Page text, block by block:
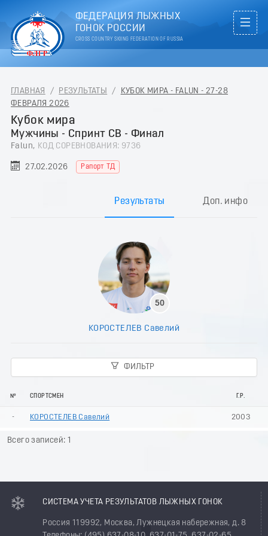
ФЕДЕРАЦИЯ ЛЫЖНЫХ
ГОНОК РОССИИ
CROSS COUNTRY SKIING FEDERATION OF RUSSIA
ГЛАВНАЯ / РЕЗУЛЬТАТЫ /
КУБОК МИРА - FALUN - 27-28
ФЕВРАЛЯ 2026
Кубок мира
Мужчины - Спринт СВ - Финал
Falun, КОД СОРЕВНОВАНИЯ: 9736
27.02.2026 Рапорт ТД
Результаты Доп. инфо
50
КОРОСТЕЛЕВ Савелий
ФИЛЬТР
№ СПОРТСМЕН Г.Р.
- КОРОСТЕЛЕВ Савелий 2003
Всего записей: 1
СИСТЕМА УЧЕТА РЕЗУЛЬТАТОВ ЛЫЖНЫХ ГОНОК
Россия 119992, Москва, Лужнецкая набережная, д. 8